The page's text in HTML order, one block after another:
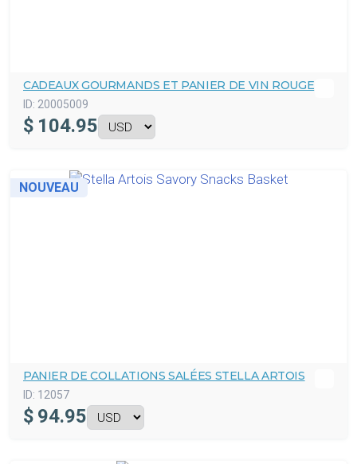
CADEAUX GOURMANDS ET PANIER DE VIN ROUGE
ID: 20005009
$ 104.95
NOUVEAU
PANIER DE COLLATIONS SALÉES STELLA ARTOIS
ID: 12057
$ 94.95